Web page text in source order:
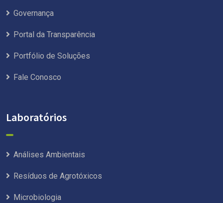
Governança
Portal da Transparência
Portfólio de Soluções
Fale Conosco
Laboratórios
Análises Ambientais
Resíduos de Agrotóxicos
Microbiologia